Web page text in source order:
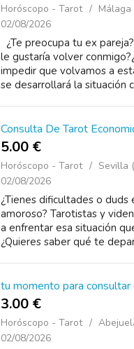
Horóscopo - Tarot
02/08/2026
¿Te preocupa tu ex
le gustaría volver
impedir que volvamos a
se desarrollará la situación
Consulta De Tarot
5.00 €
Horóscopo - Tarot
Sevilla
02/08/2026
¿Tienes dificultades o duds
amoroso? Tarotistas y
a enfrentar esa situación
¿Quieres saber qué te
tu momento para consultar
3.00 €
Horóscopo - Tarot
02/08/2026